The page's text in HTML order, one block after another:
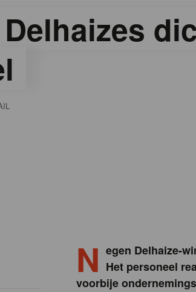
N egen Delhaize-
Het personeel
voorbije